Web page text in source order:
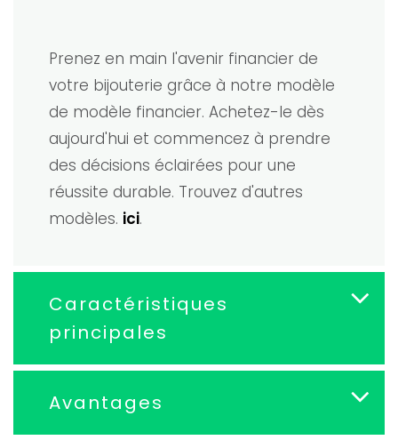
Prenez en main l'avenir financier de
votre bijouterie grâce à notre modèle
de modèle financier. Achetez-le dès
aujourd'hui et commencez à prendre
des décisions éclairées pour une
réussite durable. Trouvez d'autres
modèles. ici.
Caractéristiques
principales
Avantages